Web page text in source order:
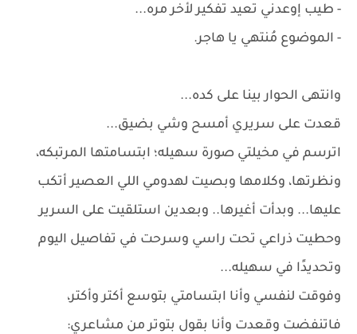
- طيب إوعدني تعيد تفكير لأخر مره...
- الموضوع مُنتهي يا هاجر.
وانتهى الحوار بينا على كده...
قعدت على سريري أمسح وشي بضيق...
اترسم في مخيلتي صورة سهيله؛ ابتسامتها المرتبكه،
ونظرتها، وكلامها وبصيت لهدومي اللي العصير أتكب
عليها... وبدأت أغيرها.. وبعدين استلقيت على السرير
وحطيت ذراعي تحت راسي وسرحت في تفاصيل اليوم
وتحديدًا في سهيله...
وفوقت لنفسي وأنا ابتسامتي بتوسع أكتر وأكتر،
فاتنفضت وقعدت وأنا بقول بتوتر من مشاعري: